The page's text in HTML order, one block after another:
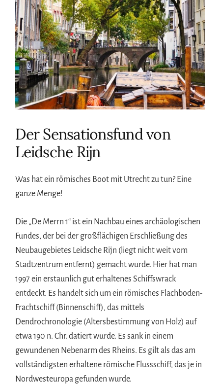
Der Sensationsfund von
Leidsche Rijn
Was hat ein römisches Boot mit Utrecht zu tun? Eine
ganze Menge!
Die „De Merrn 1“ ist ein Nachbau eines archäologischen
Fundes, der bei der großflächigen Erschließung des
Neubaugebietes Leidsche Rijn (liegt nicht weit vom
Stadtzentrum entfernt) gemacht wurde. Hier hat man
1997 ein erstaunlich gut erhaltenes Schiffswrack
entdeckt. Es handelt sich um ein römisches Flachboden-
Frachtschiff (Binnenschiff), das mittels
Dendrochronologie (Altersbestimmung von Holz) auf
etwa 190 n. Chr. datiert wurde. Es sank in einem
gewundenen Nebenarm des Rheins. Es gilt als das am
vollständigsten erhaltene römische Flussschiff, das je in
Nordwesteuropa gefunden wurde.